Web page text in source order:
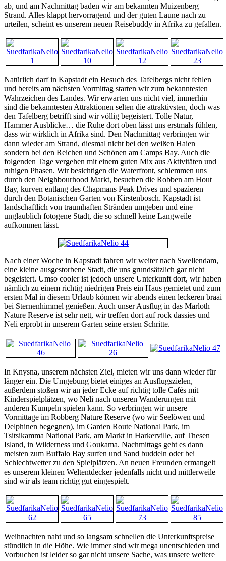
ab, und am Nachmittag baden wir am bekannten Muizenberg
Strand. Alles klappt hervorragend und der guten Laune nach zu
urteilen, scheint es unserem neuen Reisebuddy in Afrika zu gefallen.
Natürlich darf in Kapstadt ein Besuch des Tafelbergs nicht fehlen
und bereits am nächsten Vormittag starten wir zum bekanntesten
Wahrzeichen des Landes. Wir erwarten uns nicht viel, immerhin
sind die bekanntesten Attraktionen selten die attraktivsten, doch was
den Tafelberg betrifft sind wir völlig begeistert. Tolle Natur,
Hammer Ausblicke… die Ruhe dort oben lässt uns erstmals fühlen,
dass wir wirklich in Afrika sind. Den Nachmittag verbringen wir
dann wieder am Strand, diesmal nicht bei den weißen Haien
sondern bei den Reichen und Schönen am Camps Bay. Auch die
folgenden Tage vergehen mit einem guten Mix aus Aktivitäten und
ruhigen Phasen. Wir besichtigen die Waterfront, schlemmen uns
durch den Neighbourhood Markt, besuchen die Robben am Hout
Bay, kurven entlang des Chapmans Peak Drives und spazieren
durch den Botanischen Garten von Kirstenbosch. Kapstadt ist
landschaftlich von traumhaften Stränden umgeben und eine
unglaublich fotogene Stadt, die so schnell keine Langweile
aufkommen lässt.
Nach einer Woche in Kapstadt fahren wir weiter nach Swellendam,
eine kleine ausgestorbene Stadt, die uns grundsätzlich gar nicht
begeistert. Umso cooler ist jedoch unsere Unterkunft dort, wir haben
nämlich zu einem richtig niedrigen Preis ein Haus gemietet und zum
ersten Mal in diesem Urlaub können wir abends einen leckeren braai
bei Sternenhimmel genießen. Auch unser Ausflug in das Marloth
Nature Reserve ist sehr nett, wir treffen dort auf rock dassies und
Neli erprobt in unserem Garten seine ersten Schritte.
In Knysna, unserem nächsten Ziel, mieten wir uns dann wieder für
länger ein. Die Umgebung bietet einiges an Ausflugszielen,
außerdem stoßen wir an jeder Ecke auf richtig tolle Cafés mit
Kinderspielplätzen, wo Neli nach unseren Wanderungen mit
anderen Kumpeln spielen kann. So verbringen wir unsere
Vormittage im Robberg Nature Reserve (wo wir Seelöwen und
Delphinen begegnen), im Garden Route National Park, im
Tsitsikamma National Park, am Markt in Harkerville, auf Thesen
Island, in Wilderness und Goukama. Nachmittags geht es dann
meisten zum Buffalo Bay surfen und Sand buddeln oder bei
Schlechtwetter zu den Spielplätzen. An neuen Freunden ermangelt
es unserem kleinen Weltentdecker jedenfalls nicht und mittlerweile
sind wir als team richtig gut eingespielt.
Weihnachten naht und so langsam schnellen die Unterkunftspreise
stündlich in die Höhe. Wie immer sind wir mega unentschieden und
Vorbuchen ist leider so gar nicht unsere Sache, was unsere weitere